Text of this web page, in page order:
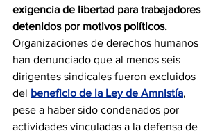
exigencia de libertad para trabajadores
detenidos por motivos políticos.
Organizaciones de derechos humanos
han denunciado que al menos seis
dirigentes sindicales fueron excluidos
del beneficio de la Ley de Amnistía,
pese a haber sido condenados por
actividades vinculadas a la defensa de